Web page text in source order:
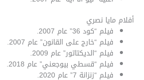
أفلام مايا نصري
فيلم “كود 36” عام 2007.
فيلم “خارج على القانون” عام 2007.
فيلم “الديكتاتور” عام 2009.
فيلم “قسطي بيوجعني” عام 2018.
فيلم “زنزانة 7” عام 2020.